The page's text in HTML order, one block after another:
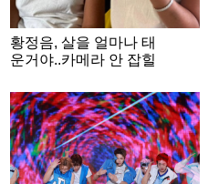
황정음, 살을 얼마나 태
운거야..카메라 안 잡힐
슈]